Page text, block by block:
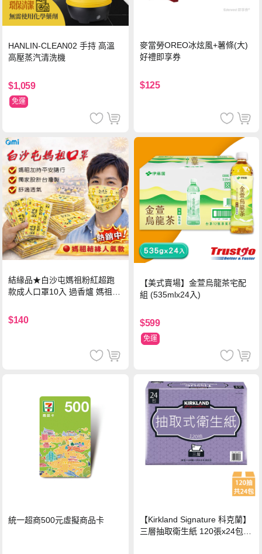
HANLIN-CLEAN02 手持 高溫
高壓蒸汽清洗機
$1,059
免運
麥當勞OREO冰炫風+薯條(大)
好禮即享券
$125
結緣品★白沙屯媽祖粉紅超跑
款成人口罩10入 過香爐 媽祖加
$140
【美式賣場】金萱烏龍茶宅配
組 (535mlx24入)
$599
免運
統一超商500元虛擬商品卡
【Kirkland Signature 科克蘭】
三層抽取衛生紙 120張x24包x1